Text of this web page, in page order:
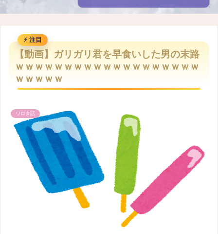
M
u
t
e
【動画】ガリガリ君を早食いした男の末路
ｗｗｗｗｗｗｗｗｗｗｗｗｗｗｗｗｗｗｗ
ｗｗｗｗｗ
ワロタ話